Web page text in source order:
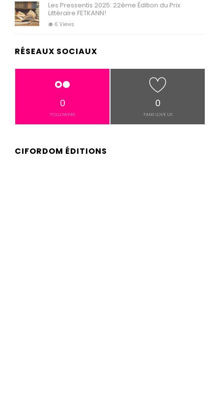
Les Pressentis 2025: 22ème Édition du Prix
Littéraire FETKANN!
6 Views
RÉSEAUX SOCIAUX
0
FOLLOWERS
0
FANS LOVE US
CIFORDOM ÉDITIONS